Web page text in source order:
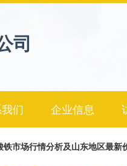
司
们 企业信息
市场行情分析及山东地区最新